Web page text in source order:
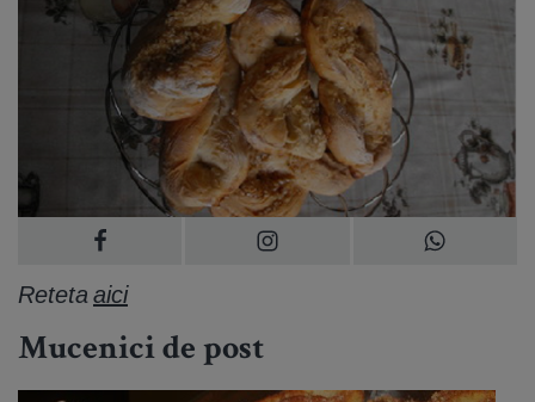
Retetaaici
Mucenici de post